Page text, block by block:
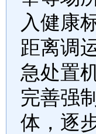
入健康
距离调
急处置
完善强
体，逐